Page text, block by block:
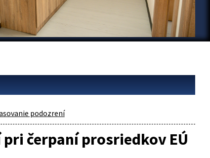
podozrení
čerpaní prosriedkov EÚ